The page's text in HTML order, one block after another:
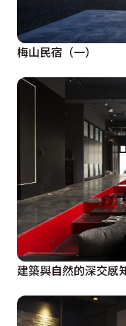
梅山民宿（一）
建築與自然的深交感